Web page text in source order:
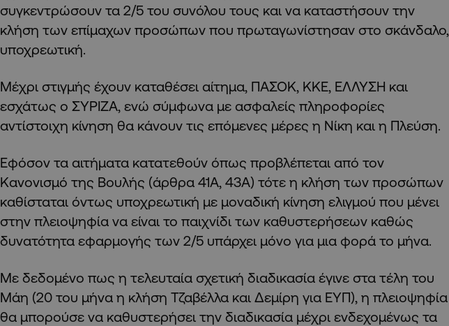
συγκεντρώσουν τα 2/5 του συνόλου τους και να καταστήσουν την
κλήση των επίμαχων προσώπων που πρωταγωνίστησαν στο σκάνδαλο,
υποχρεωτική.
Μέχρι στιγμής έχουν καταθέσει αίτημα, ΠΑΣΟΚ, ΚΚΕ, ΕΛΛΥΣΗ και
εσχάτως ο ΣΥΡΙΖΑ, ενώ σύμφωνα με ασφαλείς πληροφορίες
αντίστοιχη κίνηση θα κάνουν τις επόμενες μέρες η Νίκη και η Πλεύση.
Εφόσον τα αιτήματα κατατεθούν όπως προβλέπεται από τον
Κανονισμό της Βουλής (άρθρα 41Α, 43Α) τότε η κλήση των προσώπων
καθίσταται όντως υποχρεωτική με μοναδική κίνηση ελιγμού που μένει
στην πλειοψηφία να είναι το παιχνίδι των καθυστερήσεων καθώς
δυνατότητα εφαρμογής των 2/5 υπάρχει μόνο για μια φορά το μήνα.
Με δεδομένο πως η τελευταία σχετική διαδικασία έγινε στα τέλη του
Μάη (20 του μήνα η κλήση Τζαβέλλα και Δεμίρη για ΕΥΠ), η πλειοψηφία
θα μπορούσε να καθυστερήσει την διαδικασία μέχρι ενδεχομένως τα